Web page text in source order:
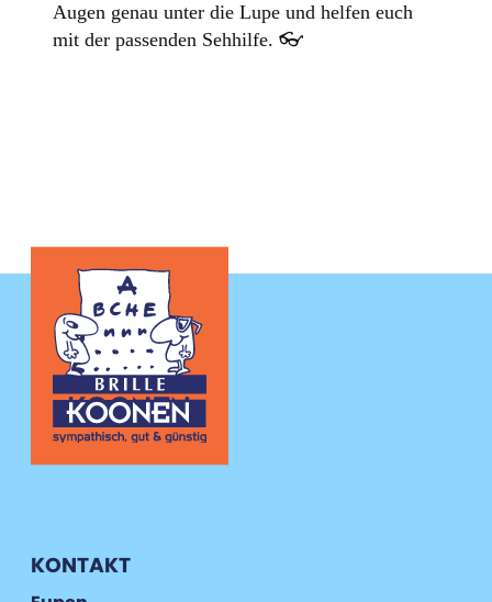
Augen genau unter die Lupe und helfen euch
mit der passenden Sehhilfe. 👓
KONTAKT